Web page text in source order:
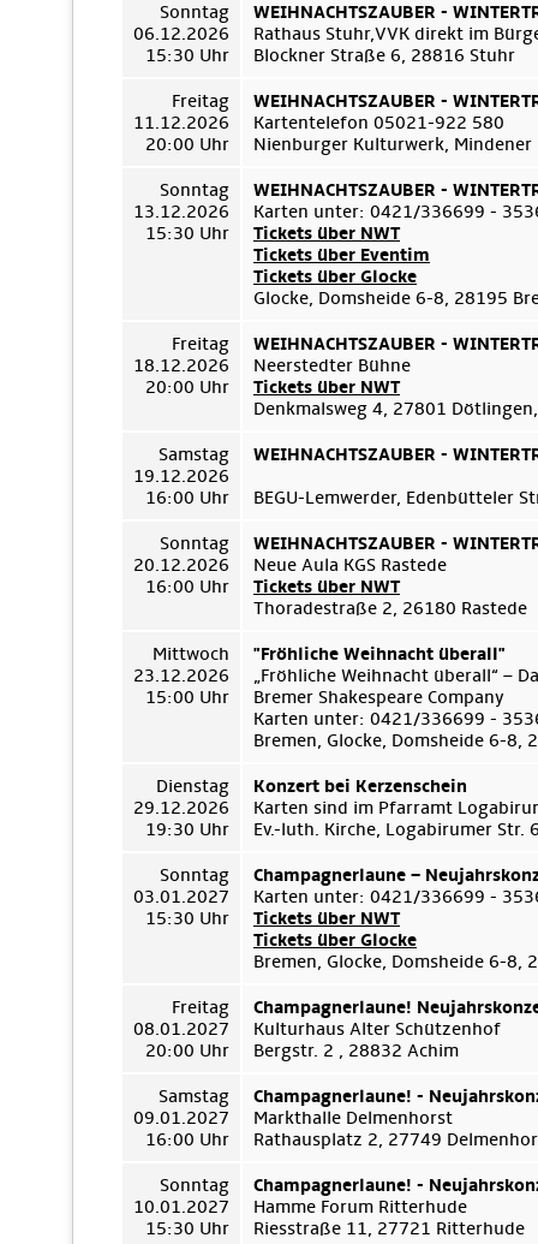
Sonntag
06.12.2026
15:30 Uhr
WEIHNACHTSZAUBER -
Rathaus Stuhr,VVK direkt im
Blockner Straße 6, 28816 Stuhr
Freitag
11.12.2026
20:00 Uhr
WEIHNACHTSZAUBER -
Kartentelefon 05021-922 580
Nienburger Kulturwerk,
Sonntag
13.12.2026
15:30 Uhr
WEIHNACHTSZAUBER -
Karten unter: 0421/336699 -
Tickets über NWT
Tickets über Eventim
Tickets über Glocke
Glocke, Domsheide 6-8, 28195
Freitag
18.12.2026
20:00 Uhr
WEIHNACHTSZAUBER -
Neerstedter Bühne
Tickets über NWT
Denkmalsweg 4, 27801
Samstag
19.12.2026
16:00 Uhr
WEIHNACHTSZAUBER -
BEGU-Lemwerder, Edenbütteler
Sonntag
20.12.2026
16:00 Uhr
WEIHNACHTSZAUBER -
Neue Aula KGS Rastede
Tickets über NWT
Thoradestraße 2, 26180 Rastede
Mittwoch
23.12.2026
15:00 Uhr
"Fröhliche Weihnacht überall"
„Fröhliche Weihnacht überall“ –
Bremer Shakespeare Company
Karten unter: 0421/336699 -
Bremen, Glocke, Domsheide 6-8,
Dienstag
29.12.2026
19:30 Uhr
Konzert bei Kerzenschein
Karten sind im Pfarramt
Ev.-luth. Kirche, Logabirumer Str.
Sonntag
03.01.2027
15:30 Uhr
Champagnerlaune –
Karten unter: 0421/336699 -
Tickets über NWT
Tickets über Glocke
Bremen, Glocke, Domsheide 6-8,
Freitag
08.01.2027
20:00 Uhr
Champagnerlaune!
Kulturhaus Alter Schützenhof
Bergstr. 2 , 28832 Achim
Samstag
09.01.2027
16:00 Uhr
Champagnerlaune! -
Markthalle Delmenhorst
Rathausplatz 2, 27749
Sonntag
10.01.2027
15:30 Uhr
Champagnerlaune! -
Hamme Forum Ritterhude
Riesstraße 11, 27721 Ritterhude